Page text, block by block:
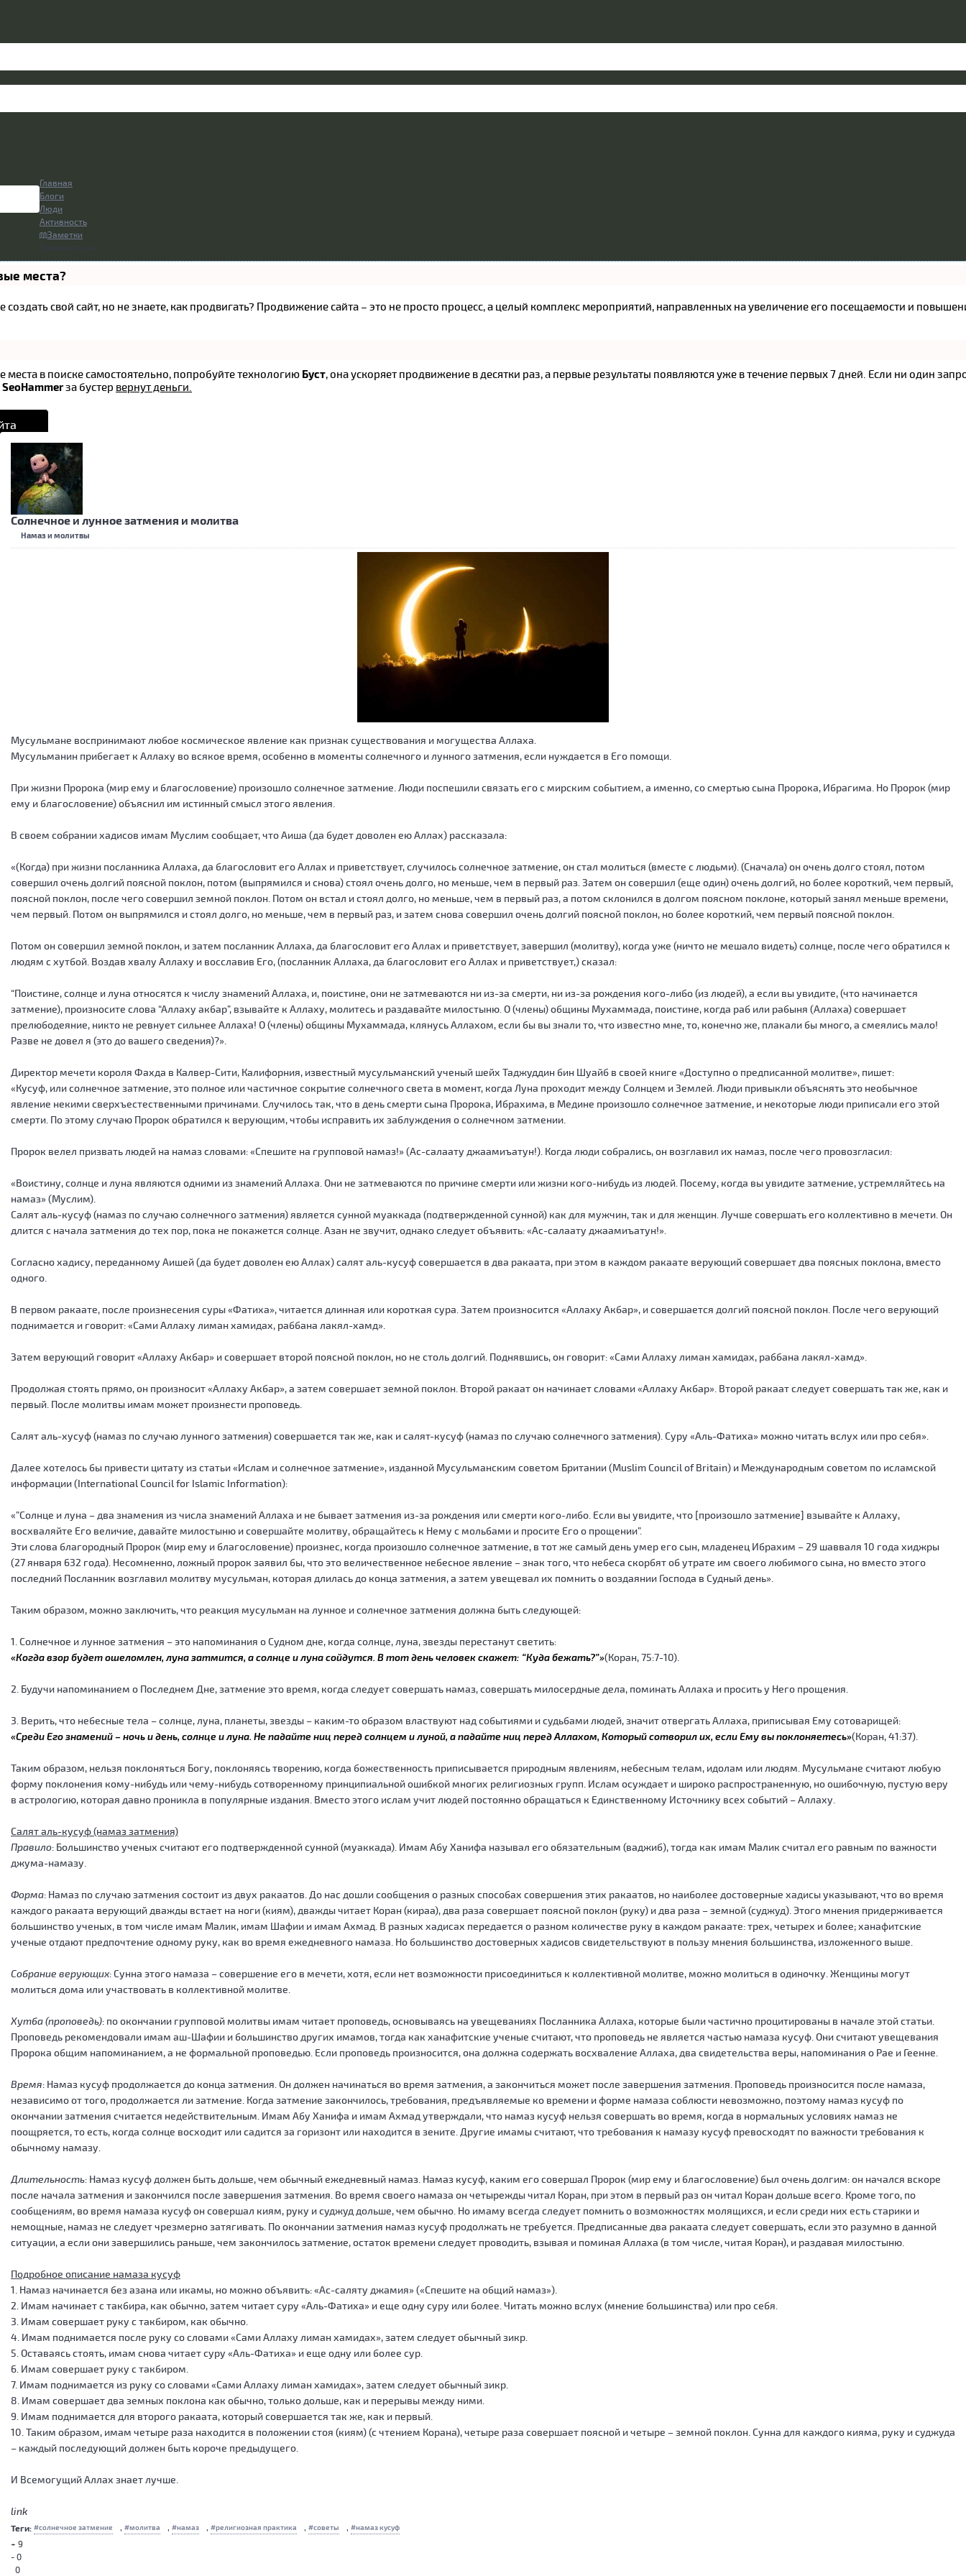
Главная
Блоги
Люди
Активность
Заметки
места?
свой сайт, но не знаете, как продвигать? Продвижение сайта – это не просто процесс, а целый комплекс мероприятий, направленных на увеличение его посещаемости и
места в поиске самостоятельно, попробуйте технологию Буст, она ускоряет продвижение в десятки раз, а первые результаты появляются уже в течение первых 7 дней. Если ни один
SeoHammerза бустер вернут деньги.
Солнечное и лунное затмения и молитва
Намаз и молитвы
Мусульмане воспринимают любое космическое явление как признак существования и могущества Аллаха.
Мусульманин прибегает к Аллаху во всякое время, особенно в моменты солнечного и лунного затмения, если нуждается в Его помощи.
При жизни Пророка (мир ему и благословение) произошло солнечное затмение. Люди поспешили связать его с мирским событием, а именно, со смертью сына Пророка, Ибрагима. Но Пророк (мир
ему и благословение) объяснил им истинный смысл этого явления.
В своем собрании хадисов имам Муслим сообщает, что Аиша (да будет доволен ею Аллах) рассказала:
«(Когда) при жизни посланника Аллаха, да благословит его Аллах и приветствует, случилось солнечное затмение, он стал молиться (вместе с людьми). (Сначала) он очень долго стоял, потом
совершил очень долгий поясной поклон, потом (выпрямился и снова) стоял очень долго, но меньше, чем в первый раз. Затем он совершил (еще один) очень долгий, но более короткий, чем первый,
поясной поклон, после чего совершил земной поклон. Потом он встал и стоял долго, но меньше, чем в первый раз, а потом склонился в долгом поясном поклоне, который занял меньше времени,
чем первый. Потом он выпрямился и стоял долго, но меньше, чем в первый раз, и затем снова совершил очень долгий поясной поклон, но более короткий, чем первый поясной поклон.
Потом он совершил земной поклон, и затем посланник Аллаха, да благословит его Аллах и приветствует, завершил (молитву), когда уже (ничто не мешало видеть) солнце, после чего обратился к
людям с хутбой. Воздав хвалу Аллаху и восславив Его, (посланник Аллаха, да благословит его Аллах и приветствует,) сказал:
“Поистине, солнце и луна относятся к числу знамений Аллаха, и, поистине, они не затмеваются ни из-за смерти, ни из-за рождения кого-либо (из людей), а если вы увидите, (что начинается
затмение), произносите слова “Аллаху акбар”, взывайте к Аллаху, молитесь и раздавайте милостыню. О (члены) общины Мухаммада, поистине, когда раб или рабыня (Аллаха) совершает
прелюбодеяние, никто не ревнует сильнее Аллаха! О (члены) общины Мухаммада, клянусь Аллахом, если бы вы знали то, что известно мне, то, конечно же, плакали бы много, а смеялись мало!
Разве не довел я (это до вашего сведения)?».
Директор мечети короля Фахда в Калвер-Сити, Калифорния, известный мусульманский ученый шейх Таджуддин бин Шуайб в своей книге «Доступно о предписанной молитве», пишет:
«Кусуф, или солнечное затмение, это полное или частичное сокрытие солнечного света в момент, когда Луна проходит между Солнцем и Землей. Люди привыкли объяснять это необычное
явление некими сверхъестественными причинами. Случилось так, что в день смерти сына Пророка, Ибрахима, в Медине произошло солнечное затмение, и некоторые люди приписали его этой
смерти. По этому случаю Пророк обратился к верующим, чтобы исправить их заблуждения о солнечном затмении.
Пророк велел призвать людей на намаз словами: «Спешите на групповой намаз!» (Ас-салаату джаамиъатун!). Когда люди собрались, он возглавил их намаз, после чего провозгласил:
«Воистину, солнце и луна являются одними из знамений Аллаха. Они не затмеваются по причине смерти или жизни кого-нибудь из людей. Посему, когда вы увидите затмение, устремляйтесь на
намаз» (Муслим).
Салят аль-кусуф (намаз по случаю солнечного затмения) является сунной муаккада (подтвержденной сунной) как для мужчин, так и для женщин. Лучше совершать его коллективно в мечети. Он
длится с начала затмения до тех пор, пока не покажется солнце. Азан не звучит, однако следует объявить: «Ас-салаату джаамиъатун!».
Согласно хадису, переданному Аишей (да будет доволен ею Аллах) салят аль-кусуф совершается в два ракаата, при этом в каждом ракаате верующий совершает два поясных поклона, вместо
одного.
В первом ракаате, после произнесения суры «Фатиха», читается длинная или короткая сура. Затем произносится «Аллаху Акбар», и совершается долгий поясной поклон. После чего верующий
поднимается и говорит: «Сами Аллаху лиман хамидах, раббана лакял-хамд».
Затем верующий говорит «Аллаху Акбар» и совершает второй поясной поклон, но не столь долгий. Поднявшись, он говорит: «Сами Аллаху лиман хамидах, раббана лакял-хамд».
Продолжая стоять прямо, он произносит «Аллаху Акбар», а затем совершает земной поклон. Второй ракаат он начинает словами «Аллаху Акбар». Второй ракаат следует совершать так же, как и
первый. После молитвы имам может произнести проповедь.
Салят аль-хусуф (намаз по случаю лунного затмения) совершается так же, как и салят-кусуф (намаз по случаю солнечного затмения). Суру «Аль-Фатиха» можно читать вслух или про себя».
Далее хотелось бы привести цитату из статьи «Ислам и солнечное затмение», изданной Мусульманским советом Британии (Muslim Council of Britain) и Международным советом по исламской
информации (International Council for Islamic Information):
«”Солнце и луна – два знамения из числа знамений Аллаха и не бывает затмения из-за рождения или смерти кого-либо. Если вы увидите, что [произошло затмение] взывайте к Аллаху,
восхваляйте Его величие, давайте милостыню и совершайте молитву, обращайтесь к Нему с мольбами и просите Его о прощении”.
Эти слова благородный Пророк (мир ему и благословение) произнес, когда произошло солнечное затмение, в тот же самый день умер его сын, младенец Ибрахим – 29 шавваля 10 года хиджры
(27 января 632 года). Несомненно, ложный пророк заявил бы, что это величественное небесное явление – знак того, что небеса скорбят об утрате им своего любимого сына, но вместо этого
последний Посланник возглавил молитву мусульман, которая длилась до конца затмения, а затем увещевал их помнить о воздаянии Господа в Судный день».
Таким образом, можно заключить, что реакция мусульман на лунное и солнечное затмения должна быть следующей:
1. Солнечное и лунное затмения – это напоминания о Судном дне, когда солнце, луна, звезды перестанут светить:
«Когда взор будет ошеломлен, луна затмится, а солнце и луна сойдутся. В тот день человек скажет: “Куда бежать?”»(Коран, 75:7-10).
2. Будучи напоминанием о Последнем Дне, затмение это время, когда следует совершать намаз, совершать милосердные дела, поминать Аллаха и просить у Него прощения.
3. Верить, что небесные тела – солнце, луна, планеты, звезды – каким-то образом властвуют над событиями и судьбами людей, значит отвергать Аллаха, приписывая Ему сотоварищей:
«Среди Его знамений – ночь и день, солнце и луна. Не падайте ниц перед солнцем и луной, а падайте ниц перед Аллахом, Который сотворил их, если Ему вы поклоняетесь»(Коран, 41:37).
Таким образом, нельзя поклоняться Богу, поклоняясь творению, когда божественность приписывается природным явлениям, небесным телам, идолам или людям. Мусульмане считают любую
форму поклонения кому-нибудь или чему-нибудь сотворенному принципиальной ошибкой многих религиозных групп. Ислам осуждает и широко распространенную, но ошибочную, пустую веру
в астрологию, которая давно проникла в популярные издания. Вместо этого ислам учит людей постоянно обращаться к Единственному Источнику всех событий – Аллаху.
Салят аль-кусуф (намаз затмения)
Правило: Большинство ученых считают его подтвержденной сунной (муаккада). Имам Абу Ханифа называл его обязательным (ваджиб), тогда как имам Малик считал его равным по важности
джума-намазу.
Форма: Намаз по случаю затмения состоит из двух ракаатов. До нас дошли сообщения о разных способах совершения этих ракаатов, но наиболее достоверные хадисы указывают, что во время
каждого ракаата верующий дважды встает на ноги (киям), дважды читает Коран (кираа), два раза совершает поясной поклон (руку) и два раза – земной (суджуд). Этого мнения придерживается
большинство ученых, в том числе имам Малик, имам Шафии и имам Ахмад. В разных хадисах передается о разном количестве руку в каждом ракаате: трех, четырех и более; ханафитские
ученые отдают предпочтение одному руку, как во время ежедневного намаза. Но большинство достоверных хадисов свидетельствуют в пользу мнения большинства, изложенного выше.
Собрание верующих: Сунна этого намаза – совершение его в мечети, хотя, если нет возможности присоединиться к коллективной молитве, можно молиться в одиночку. Женщины могут
молиться дома или участвовать в коллективной молитве.
Хутба (проповедь): по окончании групповой молитвы имам читает проповедь, основываясь на увещеваниях Посланника Аллаха, которые были частично процитированы в начале этой статьи.
Проповедь рекомендовали имам аш-Шафии и большинство других имамов, тогда как ханафитские ученые считают, что проповедь не является частью намаза кусуф. Они считают увещевания
Пророка общим напоминанием, а не формальной проповедью. Если проповедь произносится, она должна содержать восхваление Аллаха, два свидетельства веры, напоминания о Рае и Геенне.
Время: Намаз кусуф продолжается до конца затмения. Он должен начинаться во время затмения, а закончиться может после завершения затмения. Проповедь произносится после намаза,
независимо от того, продолжается ли затмение. Когда затмение закончилось, требования, предъявляемые ко времени и форме намаза соблюсти невозможно, поэтому намаз кусуф по
окончании затмения считается недействительным. Имам Абу Ханифа и имам Ахмад утверждали, что намаз кусуф нельзя совершать во время, когда в нормальных условиях намаз не
поощряется, то есть, когда солнце восходит или садится за горизонт или находится в зените. Другие имамы считают, что требования к намазу кусуф превосходят по важности требования к
обычному намазу.
Длительность: Намаз кусуф должен быть дольше, чем обычный ежедневный намаз. Намаз кусуф, каким его совершал Пророк (мир ему и благословение) был очень долгим: он начался вскоре
после начала затмения и закончился после завершения затмения. Во время своего намаза он четырежды читал Коран, при этом в первый раз он читал Коран дольше всего. Кроме того, по
сообщениям, во время намаза кусуф он совершал киям, руку и суджуд дольше, чем обычно. Но имаму всегда следует помнить о возможностях молящихся, и если среди них есть старики и
немощные, намаз не следует чрезмерно затягивать. По окончании затмения намаз кусуф продолжать не требуется. Предписанные два ракаата следует совершать, если это разумно в данной
ситуации, а если они завершились раньше, чем закончилось затмение, остаток времени следует проводить, взывая и поминая Аллаха (в том числе, читая Коран), и раздавая милостыню.
Подробное описание намаза кусуф
1. Намаз начинается без азана или икамы, но можно объявить: «Ас-саляту джамия» («Спешите на общий намаз»).
2. Имам начинает с такбира, как обычно, затем читает суру «Аль-Фатиха» и еще одну суру или более. Читать можно вслух (мнение большинства) или про себя.
3. Имам совершает руку с такбиром, как обычно.
4. Имам поднимается после руку со словами «Сами Аллаху лиман хамидах», затем следует обычный зикр.
5. Оставаясь стоять, имам снова читает суру «Аль-Фатиха» и еще одну или более сур.
6. Имам совершает руку с такбиром.
7. Имам поднимается из руку со словами «Сами Аллаху лиман хамидах», затем следует обычный зикр.
8. Имам совершает два земных поклона как обычно, только дольше, как и перерывы между ними.
9. Имам поднимается для второго ракаата, который совершается так же, как и первый.
10. Таким образом, имам четыре раза находится в положении стоя (киям) (с чтением Корана), четыре раза совершает поясной и четыре – земной поклон. Сунна для каждого кияма, руку и суджуда
– каждый последующий должен быть короче предыдущего.
И Всемогущий Аллах знает лучше.
link
Теги: солнечное затмение молитва намаз религиозная практика советы намаз кусуф
+ 9
- 0
0